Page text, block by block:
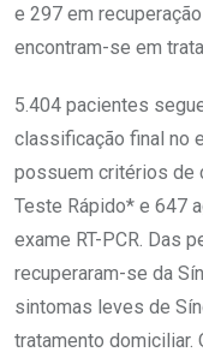
e 297 em
encontram-se em
5.404 pacientes
classificação final no
possuem critérios de
Teste Rápido* e 647
exame RT-PCR. Das
recuperaram-se da
sintomas leves de
tratamento